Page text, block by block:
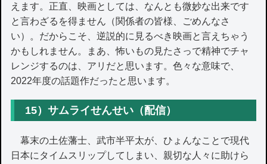
えます。正直、映画としては、なんとも微妙な出来です
と言わざるを得ません（関係者の皆様、ごめんなさ
い）。だからこそ、逆説的に見るべき映画と言えちゃう
かもしれません。まあ、怖いもの見たさっで精神でチャ
レンジするのは、アリだと思います。色々な意味で、
2022年度の話題作だったと思います。
15）サムライせんせい（配信）
幕末の土佐藩士、武市半平太が、ひょんなことで現代
日本にタイムスリップしてしまい、親切な人々に助けら